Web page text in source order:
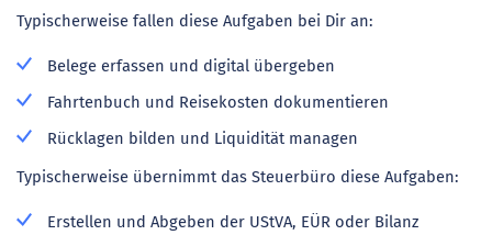
Typischerweise fallen diese Aufgaben bei Dir an:
Belege erfassen und digital übergeben
Fahrtenbuch und Reisekosten dokumentieren
Rücklagen bilden und Liquidität managen
Typischerweise übernimmt das Steuerbüro diese Aufgaben:
Erstellen und Abgeben der UStVA, EÜR oder Bilanz